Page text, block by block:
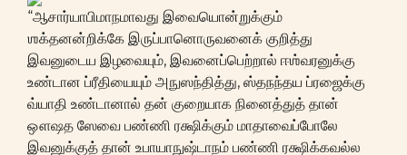
“ஆசார்யாபிமாநமாவது இவையொன்றுக்கும்
ஶக்தனன்றிக்கே இருப்பானொருவனைக் குறித்து
இவனுடைய இழவையும், இவனைப்பெற்றால் ஈஶ்வரனுக்கு
உண்டான ப்ரீதியையும் அநுஸந்தித்து, ஸ்தநந்தய ப்ரஜைக்கு
வ்யாதி உண்டானால் தன் குறையாக நினைத்துத் தான்
ஔஷத ஸேவை பண்ணி ரக்ஷிக்கும் மாதாவைப்போலே
இவனுக்குத் தான் உபாயாநுஷ்டாநம் பண்ணி ரக்ஷிக்கவல்ல